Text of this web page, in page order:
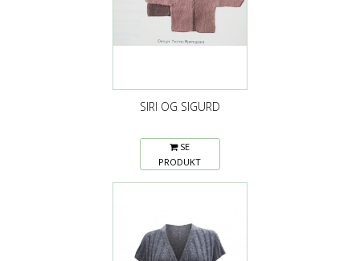
SIRI OG SIGURD
SE
PRODUKT